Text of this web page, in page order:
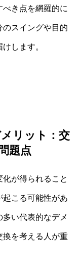
き点を網羅的に
スイングや目的
します。
リット：交
題点
が得られること
起こる可能性があ
い代表的なデメ
換を考える人が重